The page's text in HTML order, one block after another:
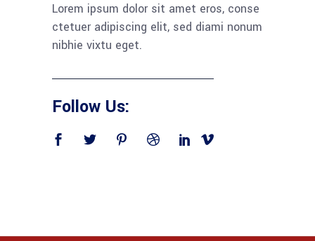
Lorem ipsum dolor sit amet eros, conse
ctetuer adipiscing elit, sed diami nonum
nibhie vixtu eget.
Follow Us: